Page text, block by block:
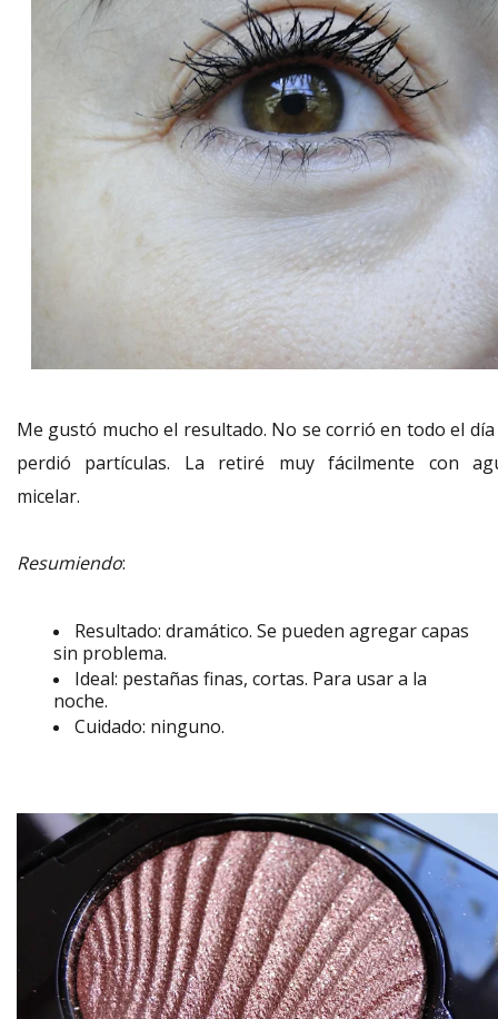
Me gustó mucho el resultado. No se corrió en todo el
perdió partículas. La retiré muy fácilmente con
micelar.
Resumiendo:
Resultado: dramático. Se pueden agregar capas
sin problema.
Ideal: pestañas finas, cortas. Para usar a la
noche.
Cuidado: ninguno.